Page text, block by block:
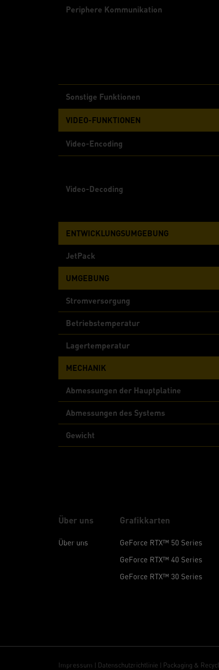
Periphere Kommunikation
Sonstige Funktionen
VIDEO-FUNKTIONEN
Video-Encoding
Video-Decoding
ENTWICKLUNGSUMGEBUNG
JetPack
UMGEBUNG
Stromversorgung
Betriebstemperatur
Lagertemperatur
MECHANIK
Abmessungen der Hauptplatine
Abmessungen des Systems
Gewicht
Über uns
Über uns
Grafikkarten
GeForce RTX™ 50 Series
GeForce RTX™ 40 Series
GeForce RTX™ 30 Series
Impressum | Datenschutzrichtlinie | Packaging &